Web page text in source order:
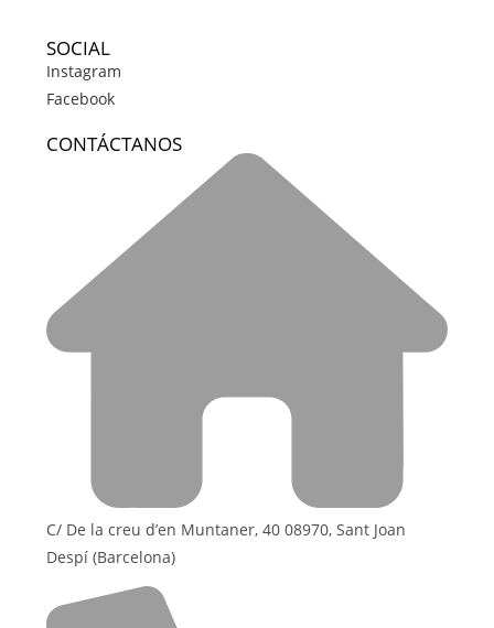
SOCIAL
Instagram
Facebook
CONTÁCTANOS
C/ De la creu d’en Muntaner, 40 08970, Sant Joan
Despí (Barcelona)